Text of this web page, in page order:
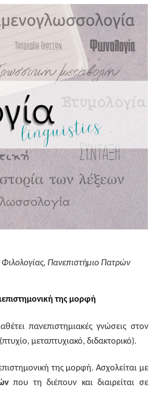
Πανεπιστήμιο Πατρών
της μορφή
πανεπιστημιακές γνώσεις στον
μεταπτυχιακό, διδακτορικό).
της μορφή. Ασχολείται με
που τη διέπουν και διαιρείται σε